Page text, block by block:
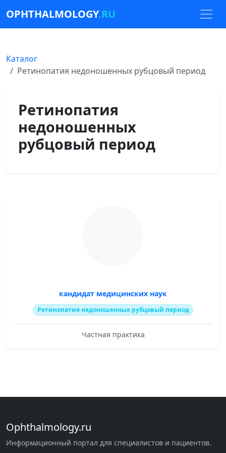
OPHTHALMOLOGY.RU
Каталог
Ретинопатия недоношенных рубцовый период
Ретинопатия
недоношенных
рубцовый период
кандидат медицинских наук
Ретинопатия недоношенных рубцовый период
Частная практика
Ophthalmology.ru
Информационный портал для специалистов и пациентов.